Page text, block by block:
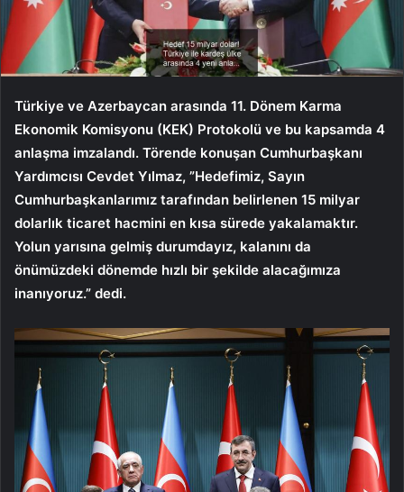
Türkiye ve Azerbaycan arasında 11. Dönem Karma
Ekonomik Komisyonu (KEK) Protokolü ve bu kapsamda 4
anlaşma imzalandı. Törende konuşan Cumhurbaşkanı
Yardımcısı Cevdet Yılmaz, ”Hedefimiz, Sayın
Cumhurbaşkanlarımız tarafından belirlenen 15 milyar
dolarlık ticaret hacmini en kısa sürede yakalamaktır.
Yolun yarısına gelmiş durumdayız, kalanını da
önümüzdeki dönemde hızlı bir şekilde alacağımıza
inanıyoruz.” dedi.